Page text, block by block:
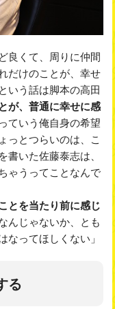
良くて、周りに仲間
だけのことが、幸せ
いう話は脚本の高田
が、普通に幸せに感
っていう俺自身の希望
っとつらいのは、こ
書いた佐藤泰志は、
ゃうってことなんで
とを当たり前に感じ
んじゃないか、とも
なってほしくない」
る